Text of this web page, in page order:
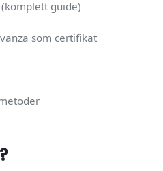
guide)
som certifikat